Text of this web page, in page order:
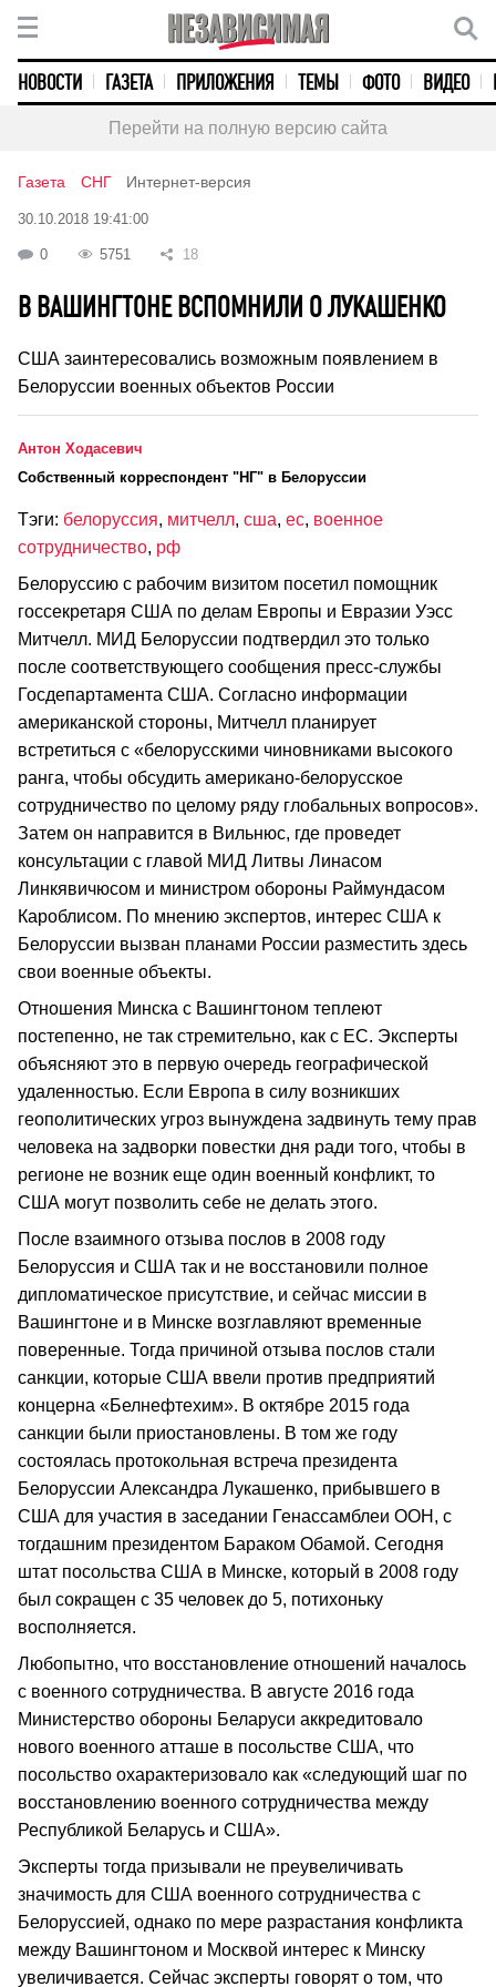
НОВОСТИ ГАЗЕТА ПРИЛОЖЕНИЯ ТЕМЫ ФОТО ВИДЕО
Перейти на полную версию сайта
Газета СНГ Интернет-версия
30.10.2018 19:41:00
0 5751 18
В ВАШИНГТОНЕ ВСПОМНИЛИ О ЛУКАШЕНКО
США заинтересовались возможным появлением в
Белоруссии военных объектов России
Антон Ходасевич
Cобственный корреспондент "НГ" в Белоруссии
Тэги: белоруссия, митчелл, сша, ес, военное
сотрудничество, рф
Белоруссию с рабочим визитом посетил помощник
госсекретаря США по делам Европы и Евразии Уэсс
Митчелл. МИД Белоруссии подтвердил это только
после соответствующего сообщения пресс-службы
Госдепартамента США. Согласно информации
американской стороны, Митчелл планирует
встретиться с «белорусскими чиновниками высокого
ранга, чтобы обсудить американо-белорусское
сотрудничество по целому ряду глобальных вопросов».
Затем он направится в Вильнюс, где проведет
консультации с главой МИД Литвы Линасом
Линкявичюсом и министром обороны Раймундасом
Кароблисом. По мнению экспертов, интерес США к
Белоруссии вызван планами России разместить здесь
свои военные объекты.
Отношения Минска с Вашингтоном теплеют
постепенно, не так стремительно, как с ЕС. Эксперты
объясняют это в первую очередь географической
удаленностью. Если Европа в силу возникших
геополитических угроз вынуждена задвинуть тему прав
человека на задворки повестки дня ради того, чтобы в
регионе не возник еще один военный конфликт, то
США могут позволить себе не делать этого.
После взаимного отзыва послов в 2008 году
Белоруссия и США так и не восстановили полное
дипломатическое присутствие, и сейчас миссии в
Вашингтоне и в Минске возглавляют временные
поверенные. Тогда причиной отзыва послов стали
санкции, которые США ввели против предприятий
концерна «Белнефтехим». В октябре 2015 года
санкции были приостановлены. В том же году
состоялась протокольная встреча президента
Белоруссии Александра Лукашенко, прибывшего в
США для участия в заседании Генассамблеи ООН, с
тогдашним президентом Бараком Обамой. Сегодня
штат посольства США в Минске, который в 2008 году
был сокращен с 35 человек до 5, потихоньку
восполняется.
Любопытно, что восстановление отношений началось
с военного сотрудничества. В августе 2016 года
Министерство обороны Беларуси аккредитовало
нового военного атташе в посольстве США, что
посольство охарактеризовало как «следующий шаг по
восстановлению военного сотрудничества между
Республикой Беларусь и США».
Эксперты тогда призывали не преувеличивать
значимость для США военного сотрудничества с
Белоруссией, однако по мере разрастания конфликта
между Вашингтоном и Москвой интерес к Минску
увеличивается. Сейчас эксперты говорят о том, что